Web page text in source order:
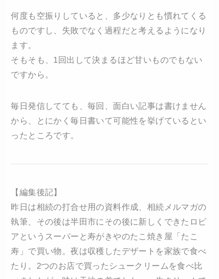
何度も空振りしていると、多少なりとも慣れてくる
ものですし、失敗でなく過程だと考えるようになり
ます。
そもそも、1回出して決まるほど甘いものでもない
ですから。
毎日発信してても、毎回、面白い記事は書けません
から、とにかく毎日書いて可能性を挙げているとい
ったところです。
【編集後記】
昨日は相続の打合せ用の資料作成、相続メルマガの
執筆、その後は半田市にその後に新しくできたロピ
アというスーパーと寿がきやのたこ焼き屋「たこ
寿」で買い物。夜は収穫したデザートを家族で食べ
たり。2つのお店で買ったシュークリームを食べ比